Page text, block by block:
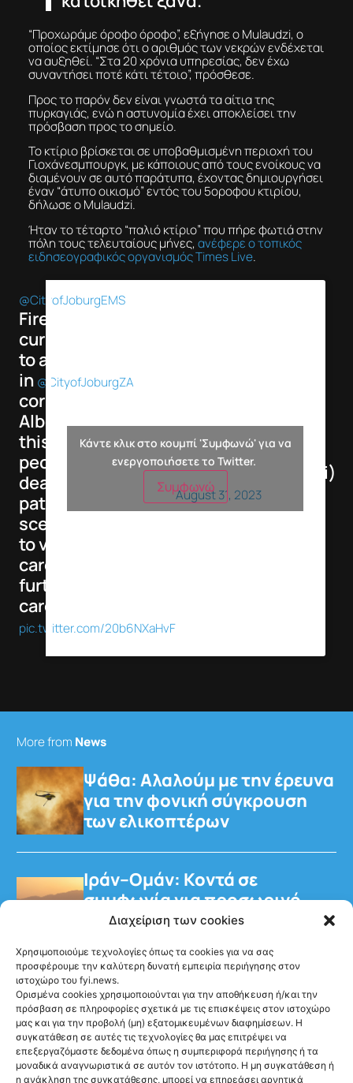
Διαχείριση των cookies
Χρησιμοποιούμε τεχνολογίες όπως τα cookies για να σας
προσφέρουμε την καλύτερη δυνατή εμπειρία περιήγησης στον
ιστοχώρο του fyi.news.
Ορισμένα cookies χρησιμοποιούνται για την αποθήκευση ή/και την
πρόσβαση σε πληροφορίες σχετικά με τις επισκέψεις στον ιστοχώρο
μας και για την προβολή (μη) εξατομικευμένων διαφημίσεων. Η
συγκατάθεση σε αυτές τις τεχνολογίες θα μας επιτρέψει να
επεξεργαζόμαστε δεδομένα όπως η συμπεριφορά περιήγησης ή τα
μοναδικά αναγνωριστικά σε αυτόν τον ιστότοπο. Η μη συγκατάθεση ή
η ανάκληση της συγκατάθεσης, μπορεί να επηρεάσει αρνητικά
“Προχωράμε όροφο όροφο”, εξήγησε ο Mulaudzi, ο
οποίος εκτίμησε ότι ο αριθμός των νεκρών ενδέχεται
να αυξηθεί. “Στα 20 χρόνια υπηρεσίας, δεν έχω
συναντήσει ποτέ κάτι τέτοιο”, πρόσθεσε.
Προς το παρόν δεν είναι γνωστά τα αίτια της
πυρκαγιάς, ενώ η αστυνομία έχει αποκλείσει την
πρόσβαση προς το σημείο.
Το κτίριο βρίσκεται σε υποβαθμισμένη περιοχή του
Γιοχάνεσμπουργκ, με κάποιους από τους ενοίκους να
διαμένουν σε αυτό παράτυπα, έχοντας δημιουργήσει
έναν “άτυπο οικισμό” εντός του 5οροφου κτιρίου,
δήλωσε ο Mulaudzi.
Ήταν το τέταρτο “παλιό κτίριο” που πήρε φωτιά στην
πόλη τους τελευταίους μήνες, ανέφερε ο τοπικός
ειδησεογραφικός οργανισμός Times Live.
@CityofJoburgEMS
Firefighters are
currently attending
to a building on fire
in @CityofJoburgZA
corner Delvers,
Alberts street at
this stage 10
people confirmed
dead and multiple
patients treated on
scene transported
to various health
care facilities for
further medical
care
pic.twitter.com/20b6NXaHvF
— Cojems
Spokesperson
(@RobertMulaudzi)
August 31, 2023
Κάντε κλικ στο κουμπί 'Συμφωνώ' για να
ενεργοποιήσετε το Twitter.
Συμφωνώ
More from News
Ψάθα: Αλαλούμ με την έρευνα
για την φονική σύγκρουση
των ελικοπτέρων
Ιράν–Ομάν: Κοντά σε
συμφωνία για προσωρινό
διάδρομο στα Στενά του
Ορμούζ
Ακολούθησέ μας